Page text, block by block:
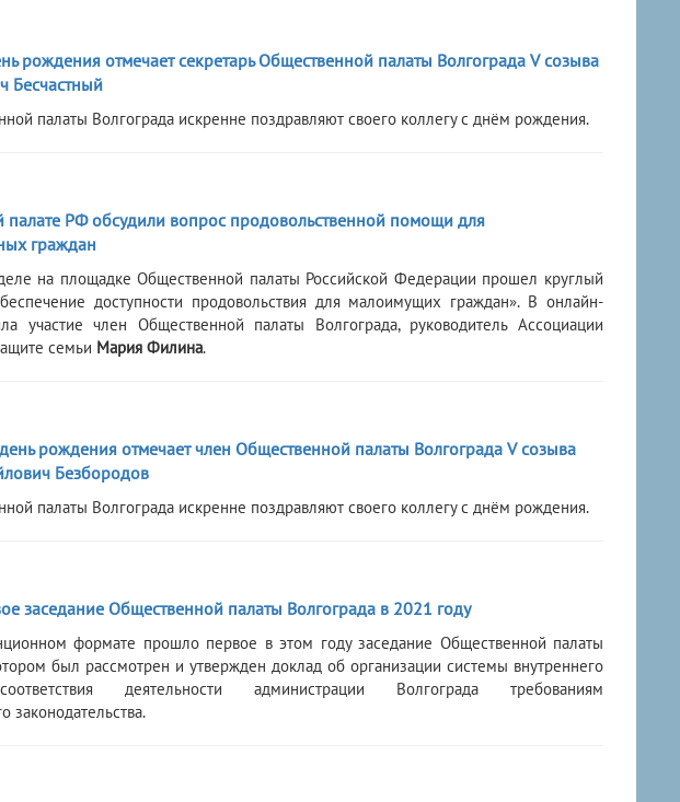
рождения отмечает секретарь Общественной палаты Волгограда V созыва
Бесчастный
палаты Волгограда искренне поздравляют своего коллегу с днём рождения.
палате РФ обсудили вопрос продовольственной помощи для
граждан
на площадке Общественной палаты Российской Федерации прошел круглый
доступности продовольствия для малоимущих граждан». В онлайн-
участие член Общественной палаты Волгограда, руководитель Ассоциации
семьи Мария Филина.
рождения отмечает член Общественной палаты Волгограда V созыва
Безбородов
палаты Волгограда искренне поздравляют своего коллегу с днём рождения.
заседание Общественной палаты Волгограда в 2021 году
формате прошло первое в этом году заседание Общественной палаты
был рассмотрен и утвержден доклад об организации системы внутреннего
деятельности администрации Волгограда требованиям
законодательства.